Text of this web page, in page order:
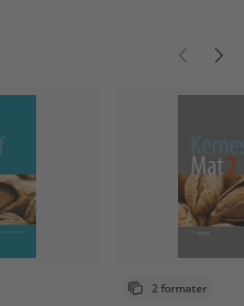
2 formater